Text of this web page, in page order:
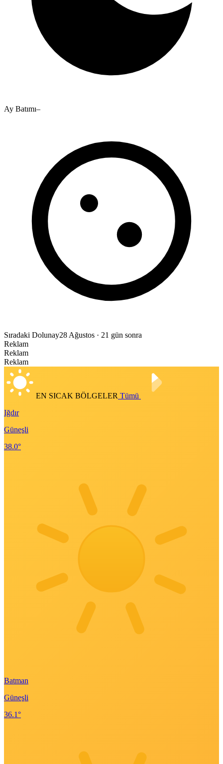
Ay Batımı–
Sıradaki Dolunay28 Ağustos · 21 gün sonra
Reklam
Reklam
Reklam
EN SICAK BÖLGELER Tümü
Iğdır
Güneşli
38.0°
Batman
Güneşli
36.1°